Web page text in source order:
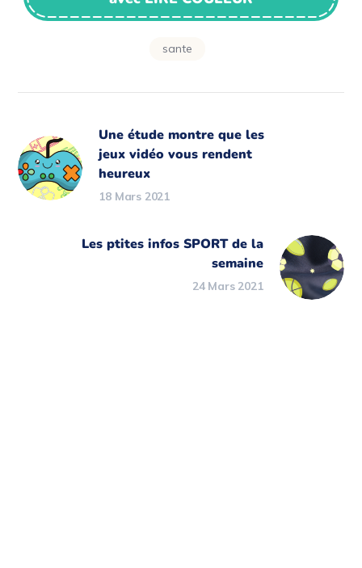
sante
Une étude montre que les
jeux vidéo vous rendent
heureux
18 Mars 2021
Les ptites infos SPORT de la
semaine
24 Mars 2021